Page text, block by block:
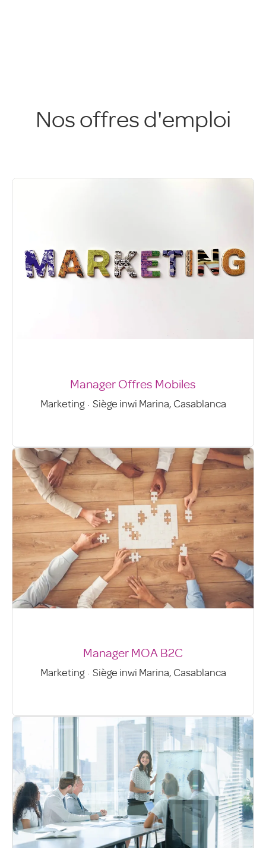
Nos offres d'emploi
Manager Offres Mobiles
Marketing · Siège inwi Marina, Casablanca
Manager MOA B2C
Marketing · Siège inwi Marina, Casablanca